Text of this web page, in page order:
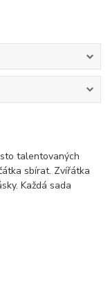
talentovaných
sbírat. Zvířátka
Každá sada